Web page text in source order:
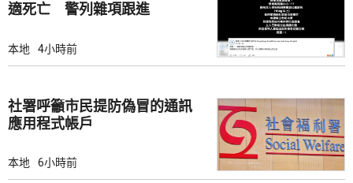
適死亡 警列雜項跟進
本地 4小時前
社署呼籲市民提防偽冒的通訊
應用程式帳戶
本地 6小時前